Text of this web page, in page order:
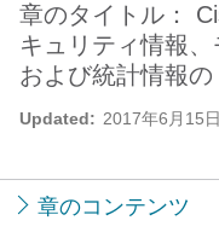
Updated: 2017年6月15日
章のタイトル：
キュリティ情報、
および統計情報
章のコンテンツ